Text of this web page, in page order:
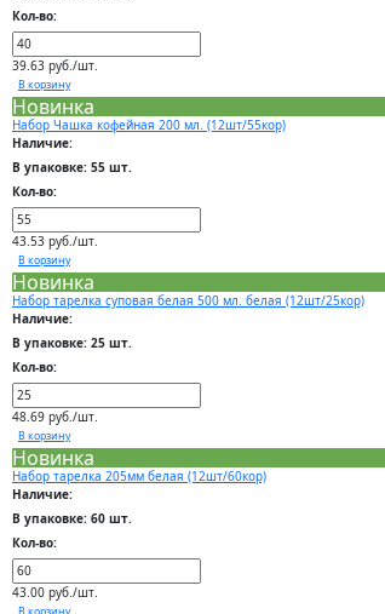
Кол-во:
39.63 руб./шт.
В корзину
Новинка
Набор Чашка кофейная 200 мл. (12шт/55кор)
Наличие:
В упаковке: 55 шт.
Кол-во:
43.53 руб./шт.
В корзину
Новинка
Набор тарелка суповая белая 500 мл. белая (12шт/25кор)
Наличие:
В упаковке: 25 шт.
Кол-во:
48.69 руб./шт.
В корзину
Новинка
Набор тарелка 205мм белая (12шт/60кор)
Наличие:
В упаковке: 60 шт.
Кол-во:
43.00 руб./шт.